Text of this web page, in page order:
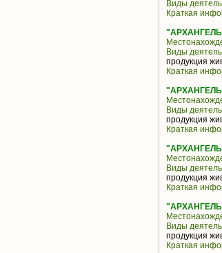
Виды
Краткая
Виды
продукция
Краткая
Виды
продукция
Краткая
Виды
продукция
Краткая
Виды
продукция
Краткая